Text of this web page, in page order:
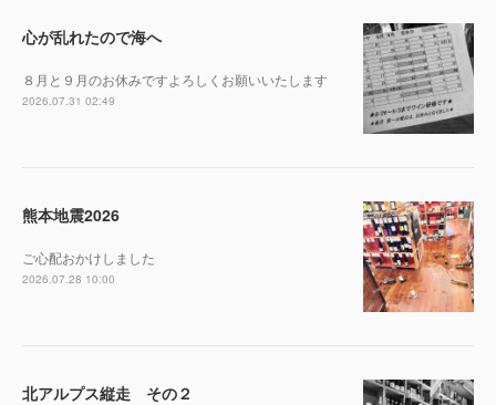
心が乱れたので海へ
８月と９月のお休みですよろしくお願いいたします
2026.07.31 02:49
熊本地震2026
ご心配おかけしました
2026.07.28 10:00
北アルプス縦走 その２